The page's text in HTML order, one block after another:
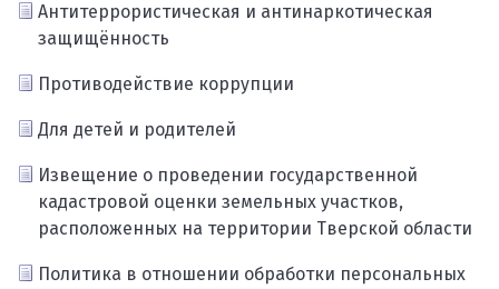
Антитеррористическая и антинаркотическая
защищённость
Противодействие коррупции
Для детей и родителей
Извещение о проведении государственной
кадастровой оценки земельных участков,
расположенных на территории Тверской области
Политика в отношении обработки персональных